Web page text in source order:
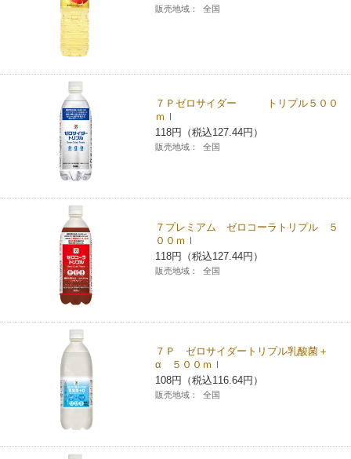
販売地域： 全国
７Ｐゼロサイダー トリプル５００
ｍｌ
118円（税込127.44円）
販売地域： 全国
７プレミアム ゼロコーラトリプル ５
００ｍｌ
118円（税込127.44円）
販売地域： 全国
７Ｐ ゼロサイダートリプル乳酸菌＋
α ５００ｍｌ
108円（税込116.64円）
販売地域： 全国